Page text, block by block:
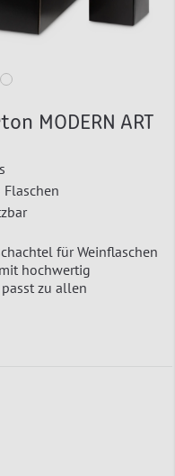
MODERN ART
für Weinflaschen
hochwertig
zu allen